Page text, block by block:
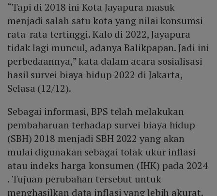
“Tapi di 2018 ini Kota Jayapura masuk
menjadi salah satu kota yang nilai konsumsi
rata-rata tertinggi. Kalo di 2022, Jayapura
tidak lagi muncul, adanya Balikpapan. Jadi ini
perbedaannya,” kata dalam acara sosialisasi
hasil survei biaya hidup 2022 di Jakarta,
Selasa (12/12).
Sebagai informasi, BPS telah melakukan
pembaharuan terhadap survei biaya hidup
(SBH) 2018 menjadi SBH 2022 yang akan
mulai digunakan sebagai tolak ukur inflasi
atau indeks harga konsumen (IHK) pada 2024
. Tujuan perubahan tersebut untuk
menghasilkan data inflasi yang lebih akurat.